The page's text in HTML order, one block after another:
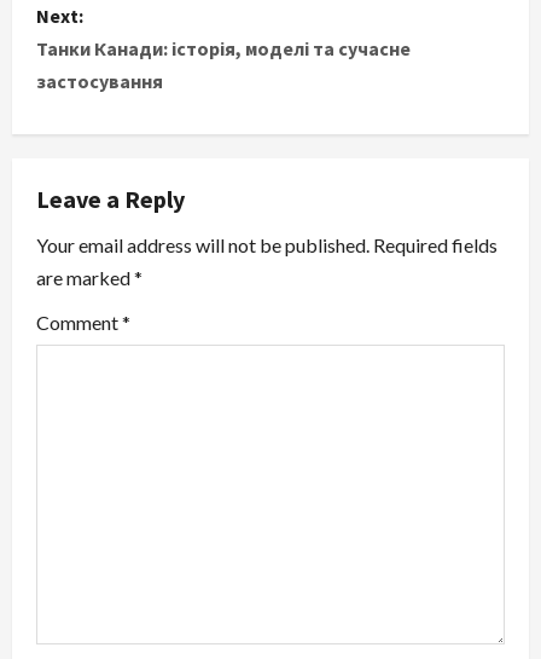
s
t
n
v
i
g
Next:
Танки Канади: історія, моделі та сучасне
застосування
Leave a Reply
Your email address will not be published. Required fields
are marked*
Comment*